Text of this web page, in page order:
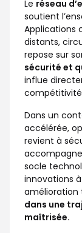
Le réseau
soutient
Applications
distants,
repose sur
sécurité et
influe
compétitivité
Dans un
accélérée,
revient à
socle
innovations à
amélioration
dans une
maîtrisée.